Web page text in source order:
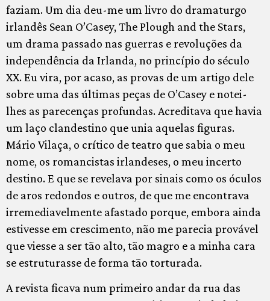
faziam. Um dia deu-me um livro do dramaturgo
irlandês Sean O’Casey, The Plough and the Stars,
um drama passado nas guerras e revoluções da
independência da Irlanda, no princípio do século
XX. Eu vira, por acaso, as provas de um artigo dele
sobre uma das últimas peças de O’Casey e notei-
lhes as parecenças profundas. Acreditava que havia
um laço clandestino que unia aquelas figuras.
Mário Vilaça, o crítico de teatro que sabia o meu
nome, os romancistas irlandeses, o meu incerto
destino. E que se revelava por sinais como os óculos
de aros redondos e outros, de que me encontrava
irremediavelmente afastado porque, embora ainda
estivesse em crescimento, não me parecia provável
que viesse a ser tão alto, tão magro e a minha cara
se estruturasse de forma tão torturada.
A revista ficava num primeiro andar da rua das